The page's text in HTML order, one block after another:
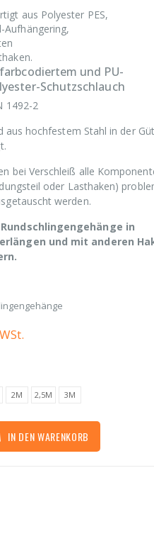
aus Polyester PES,
Aufhängering,
und PU-
Schutzschlauch
1492-2
aus hochfestem Stahl in der
bei Verschleiß alle
oder Lasthaken)
werden.
in
und mit anderen
2M 2,5M 3M
IN DEN WARENKORB